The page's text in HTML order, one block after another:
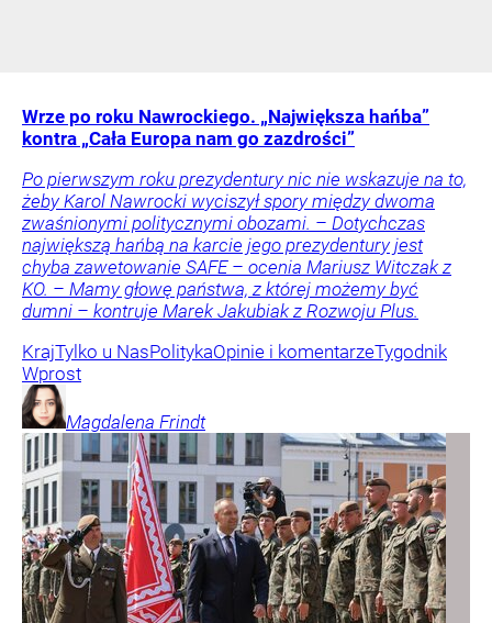
Wrze po roku Nawrockiego. „Największa hańba”
kontra „Cała Europa nam go zazdrości”
Po pierwszym roku prezydentury nic nie wskazuje na to,
żeby Karol Nawrocki wyciszył spory między dwoma
zwaśnionymi politycznymi obozami. – Dotychczas
największą hańbą na karcie jego prezydentury jest
chyba zawetowanie SAFE – ocenia Mariusz Witczak z
KO. – Mamy głowę państwa, z której możemy być
dumni – kontruje Marek Jakubiak z Rozwoju Plus.
KrajTylko u NasPolitykaOpinie i komentarzeTygodnik
Wprost
Magdalena Frindt